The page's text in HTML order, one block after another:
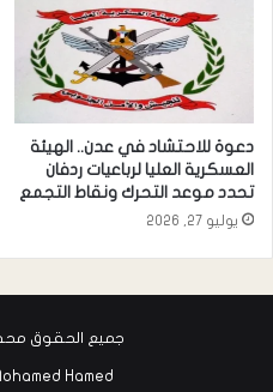
دعوة للاحتشاد في عدن.. الهيئة
العسكرية العليا لرباعيات ردفان
تحدد موعد التحرك ونقاط التجمع
يوليو 27, 2026
جميع الحقوق
Hamed